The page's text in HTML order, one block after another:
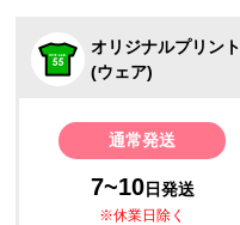
オリジナルプリント
(ウェア)
通常発送
7~10日発送
※休業日除く